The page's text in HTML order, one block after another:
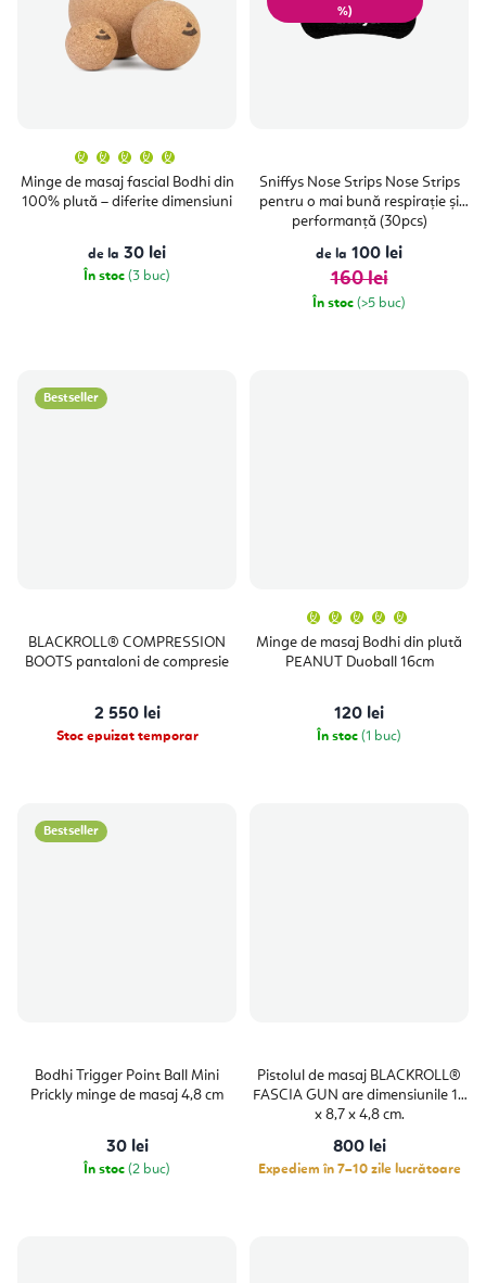
Minge de masaj fascial Bodhi din
100% plută – diferite dimensiuni
a
produsului
este
de la 30 lei
În stoc (3 buc)
%)
Sniffys Nose Strips Nose Strips
pentru o mai bună respirație și
performanță (30pcs)
de la 100 lei
160 lei
În stoc (>5 buc)
Bestseller
BLACKROLL® COMPRESSION
BOOTS pantaloni de compresie
2 550 lei
Stoc epuizat temporar
Minge de masaj Bodhi din plută
PEANUT Duoball 16cm
a
este
120 lei
În stoc (1 buc)
Bestseller
Bodhi Trigger Point Ball Mini
Prickly minge de masaj 4,8 cm
30 lei
În stoc (2 buc)
Pistolul de masaj BLACKROLL®
FASCIA GUN are dimensiunile 14
x 8,7 x 4,8 cm.
800 lei
Expediem în 7–10 zile lucrătoare